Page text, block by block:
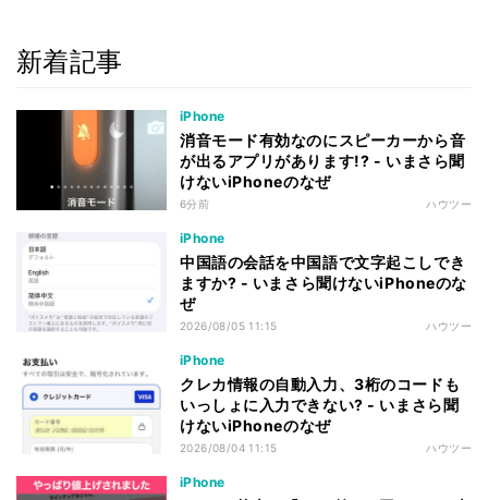
新着記事
iPhone
消音モード有効なのにスピーカーから音
が出るアプリがあります!? - いまさら聞
けないiPhoneのなぜ
6分前 ハウツー
iPhone
中国語の会話を中国語で文字起こしでき
ますか? - いまさら聞けないiPhoneのな
ぜ
2026/08/05 11:15 ハウツー
iPhone
クレカ情報の自動入力、3桁のコードも
いっしょに入力できない? - いまさら聞
けないiPhoneのなぜ
2026/08/04 11:15 ハウツー
iPhone